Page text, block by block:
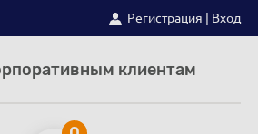
Регистрация Вход
клиентам